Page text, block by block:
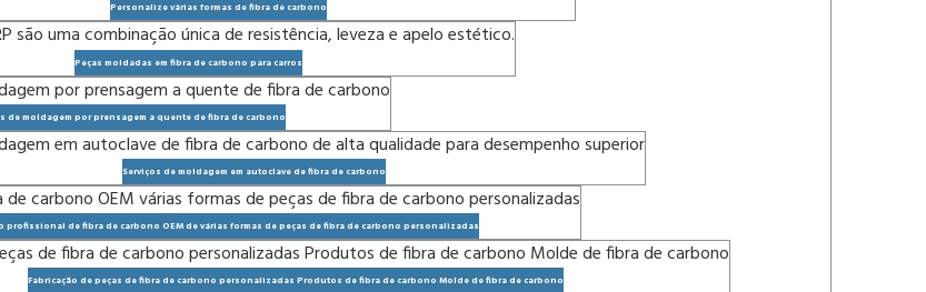
Personalize várias formas de fibra de carbono
Peças moldadas em fibra de carbono para carros
de moldagem por prensagem a quente de fibra de carbono
Serviços de moldagem em autoclave de fibra de carbono
profissional de fibra de carbono OEM de várias formas de peças de fibra de carbono personalizadas
Fabricação de peças de fibra de carbono personalizadas Produtos de fibra de carbono Molde de fibra de carbono